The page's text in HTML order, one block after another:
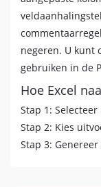
negeren. U kunt
gebruiken in de
Hoe Excel
Stap 1:
Stap 2: Kies
Stap 3: